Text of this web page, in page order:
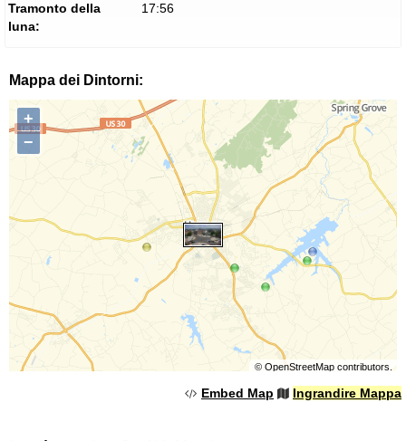
Tramonto della
luna:
17:56
Mappa dei Dintorni:
+
−
© OpenStreetMapcontributors.
Embed Map Ingrandire Mappa